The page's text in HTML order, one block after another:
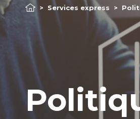
> Services express >